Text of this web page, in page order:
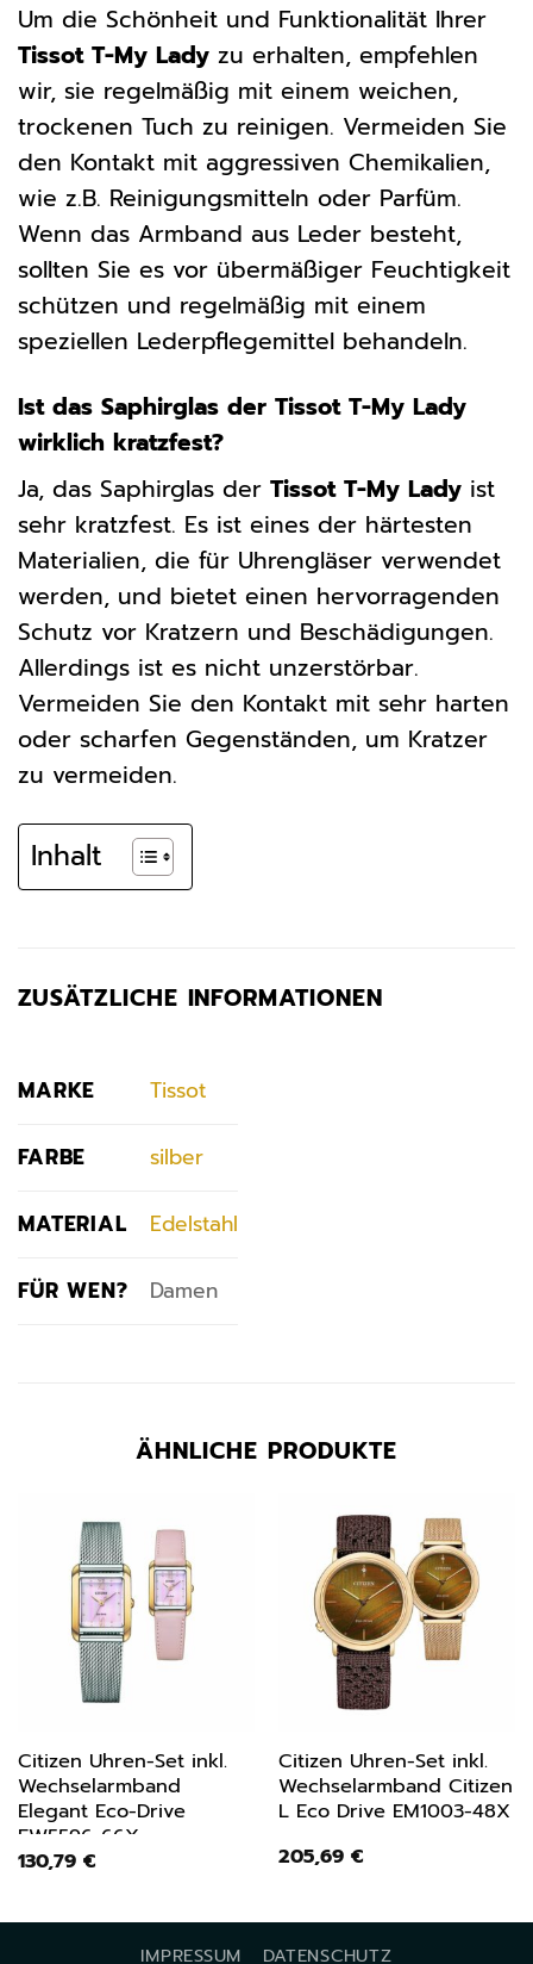
Um die Schönheit und Funktionalität Ihrer
Tissot T-My Lady zu erhalten, empfehlen
wir, sie regelmäßig mit einem weichen,
trockenen Tuch zu reinigen. Vermeiden Sie
den Kontakt mit aggressiven Chemikalien,
wie z.B. Reinigungsmitteln oder Parfüm.
Wenn das Armband aus Leder besteht,
sollten Sie es vor übermäßiger Feuchtigkeit
schützen und regelmäßig mit einem
speziellen Lederpflegemittel behandeln.
Ist das Saphirglas der Tissot T-My Lady
wirklich kratzfest?
Ja, das Saphirglas der Tissot T-My Lady ist
sehr kratzfest. Es ist eines der härtesten
Materialien, die für Uhrengläser verwendet
werden, und bietet einen hervorragenden
Schutz vor Kratzern und Beschädigungen.
Allerdings ist es nicht unzerstörbar.
Vermeiden Sie den Kontakt mit sehr harten
oder scharfen Gegenständen, um Kratzer
zu vermeiden.
Inhalt
ZUSÄTZLICHE INFORMATIONEN
MARKE Tissot
FARBE silber
MATERIAL Edelstahl
FÜR WEN? Damen
ÄHNLICHE PRODUKTE
Citizen Uhren-Set inkl.
Wechselarmband
Elegant Eco-Drive
EW5596-66X
130,79 €
Citizen Uhren-Set inkl.
Wechselarmband Citizen
L Eco Drive EM1003-48X
205,69 €
IMPRESSUM DATENSCHUTZ